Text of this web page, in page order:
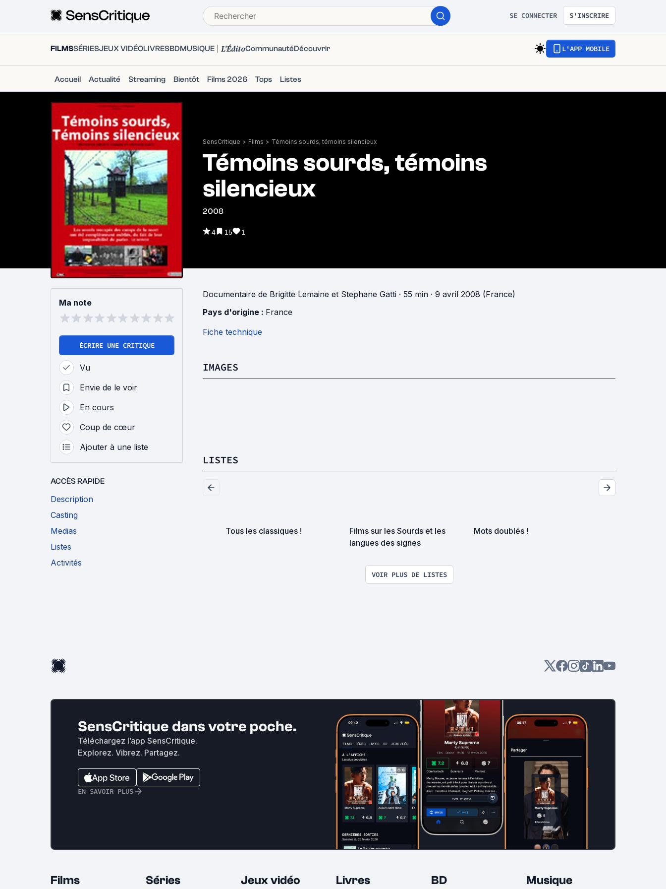
SE CONNECTER S'INSCRIRE
FILMSSÉRIESJEUX VIDÉOLIVRESBDMUSIQUE L'ÉditoCommunautéDécouvrir L'APP MOBILE
Accueil Actualité Streaming Bientôt Films 2026 Tops Listes
SensCritique > Films > Témoins sourds, témoins silencieux
Témoins sourds, témoins
silencieux
2008
4 15 1
Ma note
ÉCRIRE UNE CRITIQUE
Vu
Envie de le voir
En cours
Coup de cœur
Ajouter à une liste
ACCÈS RAPIDE
Description
Casting
Medias
Listes
Activités
Documentaire de Brigitte Lemaine et Stephane Gatti · 55 min · 9 avril 2008 (France)
Pays d'origine : France
Fiche technique
IMAGES
LISTES
Tous les classiques !
Films sur les Sourds et les
langues des signes
Mots doublés !
VOIR PLUS DE LISTES
SensCritique dans votre poche.
Téléchargez l’app SensCritique.
Explorez. Vibrez. Partagez.
EN SAVOIR PLUS
Films Séries Jeux vidéo Livres BD Musique